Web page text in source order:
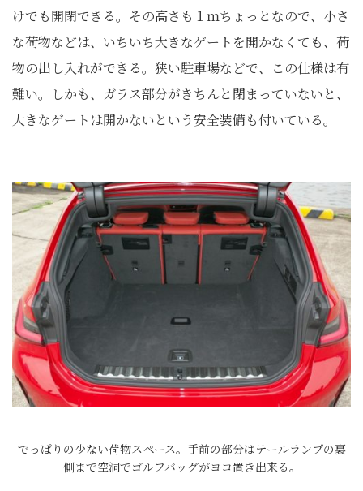
けでも開閉できる。その高さも１ｍちょっとなので、小さ
な荷物などは、いちいち大きなゲートを開かなくても、荷
物の出し入れができる。狭い駐車場などで、この仕様は有
難い。しかも、ガラス部分がきちんと閉まっていないと、
大きなゲートは開かないという安全装備も付いている。
でっぱりの少ない荷物スペース。手前の部分はテールランプの裏
側まで空洞でゴルフバッグがヨコ置き出来る。